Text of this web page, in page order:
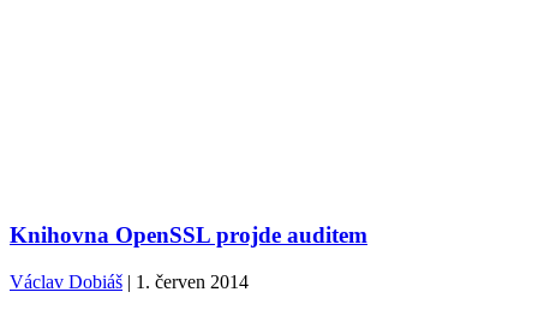
Knihovna OpenSSL projde auditem
Václav Dobiáš| 1. červen 2014